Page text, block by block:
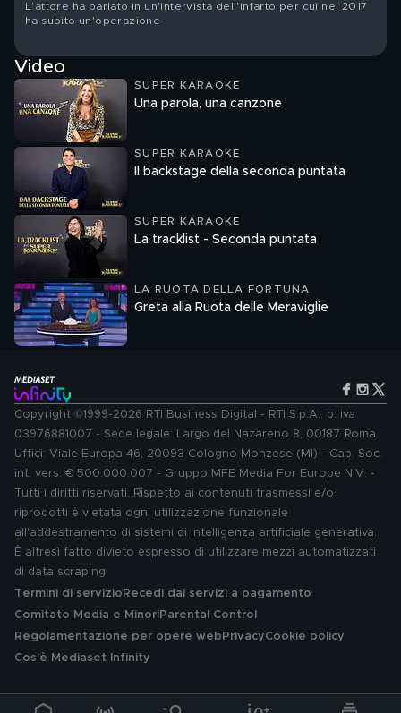
L'attore ha parlato in un'intervista dell'infarto per cui nel 2017
ha subito un'operazione
Video
SUPER KARAOKE
Una parola, una canzone
SUPER KARAOKE
Il backstage della seconda puntata
SUPER KARAOKE
La tracklist - Seconda puntata
LA RUOTA DELLA FORTUNA
Greta alla Ruota delle Meraviglie
Copyright ©1999-2026 RTI Business Digital - RTI S.p.A.: p. iva
03976881007 - Sede legale: Largo del Nazareno 8, 00187 Roma.
Uffici: Viale Europa 46, 20093 Cologno Monzese (MI) - Cap. Soc.
int. vers. € 500.000.007 - Gruppo MFE Media For Europe N.V. -
Tutti i diritti riservati. Rispetto ai contenuti trasmessi e/o
riprodotti è vietata ogni utilizzazione funzionale
all'addestramento di sistemi di intelligenza artificiale generativa.
È altresì fatto divieto espresso di utilizzare mezzi automatizzati
di data scraping.
Termini di servizio Recedi dai servizi a pagamento
Comitato Media e MinoriParental Control
Regolamentazione per opere web PrivacyCookie policy
Cos'è Mediaset Infinity